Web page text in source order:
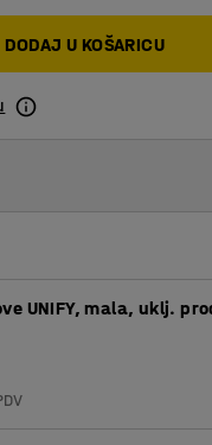
DODAJ U KOŠARICU
UNIFY, mala, uklj.